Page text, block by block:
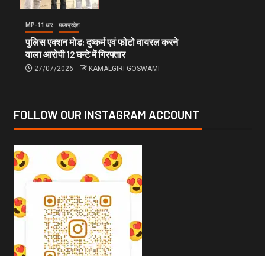
MP-11 धार मध्यप्रदेश
पुलिस एक्शन मोड: दुष्कर्म एवं फोटो वायरल करने
वाला आरोपी 12 घन्टे में गिरफ्तार
27/07/2026 KAMALGIRI GOSWAMI
FOLLOW OUR INSTAGRAM ACCOUNT